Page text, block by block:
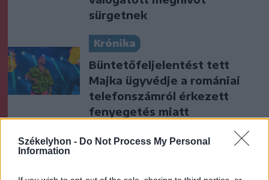
Székelyhon - Do Not Process My Personal
Information
sürgetnek
Krónika
Büntetőfeljelentést tett
Majka ügyvédje a romániai
telefonszámról érkezett
fenyegetés miatt
Székely Sport
előnyből várja a visszavágót a